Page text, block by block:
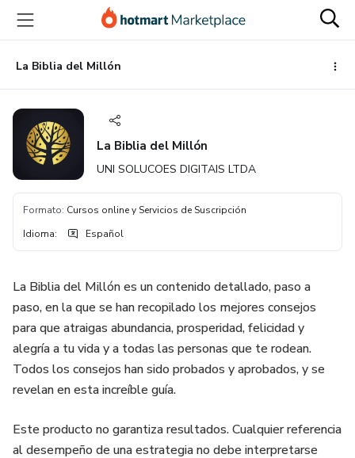
principal
página
de
página
La Biblia del Millón
La Biblia del Millón
UNI SOLUCOES DIGITAIS LTDA
Formato: Cursos online y Servicios de Suscripción
Idioma: Español
La Biblia del Millón es un contenido detallado, paso a
paso, en la que se han recopilado los mejores consejos
para que atraigas abundancia, prosperidad, felicidad y
alegría a tu vida y a todas las personas que te rodean.
Todos los consejos han sido probados y aprobados, y se
revelan en esta increíble guía.
Este producto no garantiza resultados. Cualquier referencia
al desempeño de una estrategia no debe interpretarse